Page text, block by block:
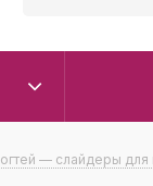
— слайдеры